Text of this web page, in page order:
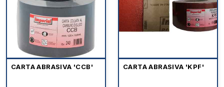
CARTA ABRASIVA 'CCB' CARTA ABRASIVA 'KPF'